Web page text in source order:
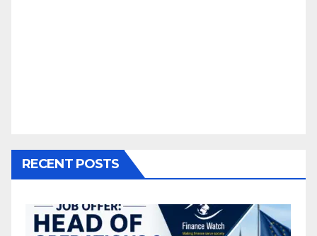
RECENT POSTS